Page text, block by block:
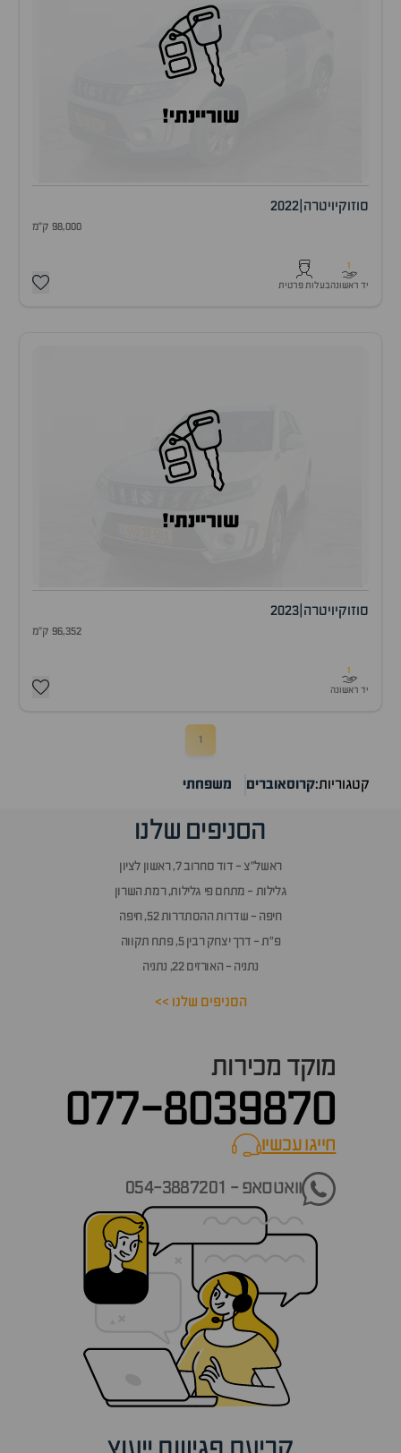
שוריינתי!
סוזוקיויטרה 2022
98,000 ק"מ
1
יד ראשונהבעלות פרטית
שוריינתי!
סוזוקיויטרה 2023
96,352 ק"מ
1
יד ראשונה
1
קטגוריות:קרוסאוברים משפחתי
הסניפים שלנו
ראשל״צ - דוד סחרוב 7, ראשון לציון
גלילות - מתחם פי גלילות, רמת השרון
חיפה - שדרות ההסתדרות 52, חיפה
פ״ת - דרך יצחק רבין 5, פתח תקווה
נתניה - האורזים 22, נתניה
הסניפים שלנו >>
מוקד מכירות
077-8039870
חייגו עכשיוcall now
וואטסאפ - 054-3887201